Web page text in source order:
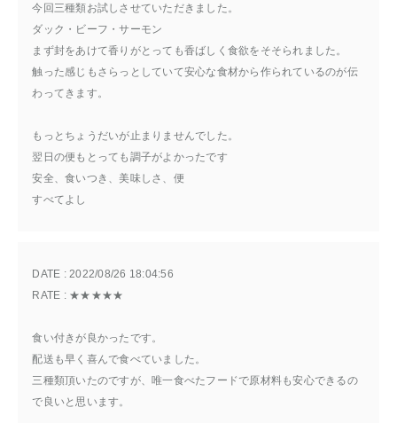
今回三種類お試しさせていただきました。
ダック・ビーフ・サーモン
まず封をあけて香りがとっても香ばしく食欲をそそられました。
触った感じもさらっとしていて安心な食材から作られているのが伝
わってきます。
もっとちょうだいが止まりませんでした。
翌日の便もとっても調子がよかったです
安全、食いつき、美味しさ、便
すべてよし
食い付きが良かったです。
DATE : 2022/08/26 18:04:56
RATE : ★★★★★
配送も早く喜んで食べていました。
三種類頂いたのですが、唯一食べたフードで原材料も安心できるの
で良いと思います。